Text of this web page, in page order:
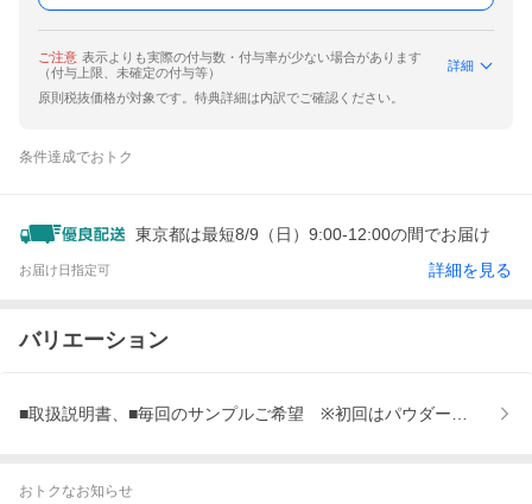
ご注意 表示よりも実際の付与数・付与率が少ない場合があります
（付与上限、未確定の付与等）
詳細
原則税抜価格が対象です。特典詳細は内訳でご確認ください。
条件達成でおトク
東京都は最短8/9（日）9:00-12:00の間でお届け
お届け日指定可 詳細を見る
バリエーション
■取扱説明書、■毎回のサンプルご希望 ※初回はパウダーとジェル
おトクなお知らせ